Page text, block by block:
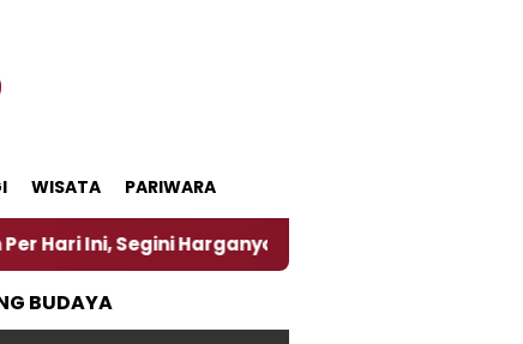
WISATA PARIWARA
Harganya ‎Nasirun Maestro Lukis Pemadu
BUDAYA